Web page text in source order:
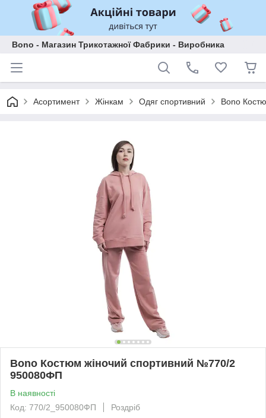
Bono - Магазин Трикотажної Фабрики - Виробника
Асортимент Жінкам Одяг спортивний Bono
Bono Костюм жіночий спортивний №770/2
950080ФП
В наявності
Код: 770/2_950080ФП
Роздріб